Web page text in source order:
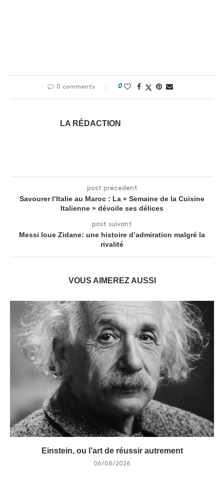
0 comments 0
LA RÉDACTION
post précedent
Savourer l’Italie au Maroc : La « Semaine de la Cuisine
Italienne » dévoile ses délices
post suivant
Messi loue Zidane: une histoire d’admiration malgré la
rivalité
VOUS AIMEREZ AUSSI
Einstein, ou l’art de réussir autrement
06/08/2026